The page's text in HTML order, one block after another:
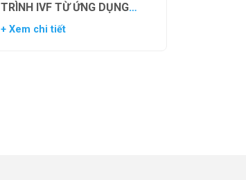
TRÌNH IVF TỪ ỨNG DỤNG
HIỆN TẠI ĐẾN XU HƯỚNG
+ Xem chi tiết